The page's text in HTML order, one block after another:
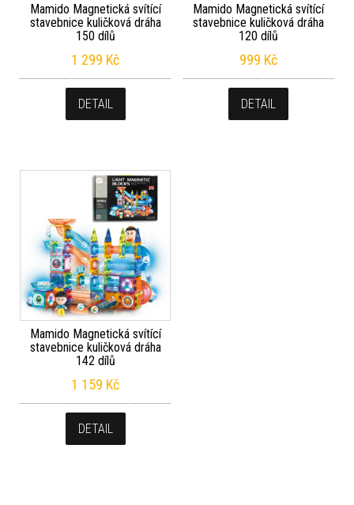
Mamido Magnetická svítící
stavebnice kuličková dráha
150 dílů
1 299 Kč
DETAIL
Mamido Magnetická svítící
stavebnice kuličková dráha
120 dílů
999 Kč
DETAIL
Mamido Magnetická svítící
stavebnice kuličková dráha
142 dílů
1 159 Kč
DETAIL